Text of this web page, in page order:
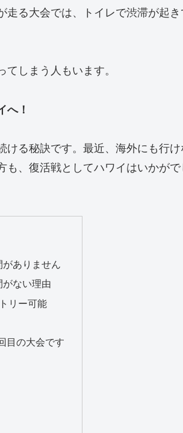
走る大会では、トイレで渋滞が起き
しまう人もいます。
へ！
ける秘訣です。最近、海外にも行
、復活戦としてハワイはいかがで
ありません
ない理由
リー可能
目の大会です